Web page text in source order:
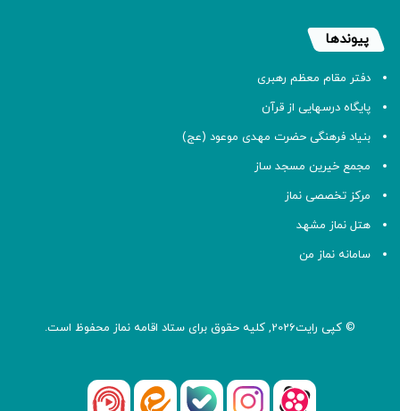
پیوندها
دفتر مقام معظم رهبری
پایگاه درسهایی از قرآن
بنیاد فرهنگی حضرت مهدی موعود (عج)
مجمع خیرین مسجد ساز
مرکز تخصصی نماز
هتل نماز مشهد
سامانه نماز من
© کپی رایت2026, کلیه حقوق برای ستاد اقامه نماز محفوظ است.
آپارات اینستاگرام
بله ایتا